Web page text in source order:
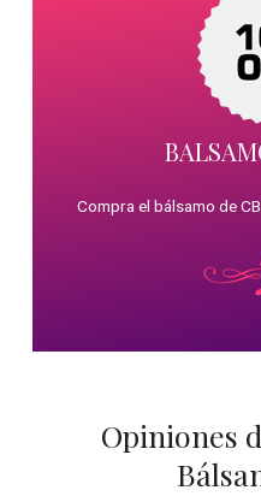
Compra el bálsamo de
Opiniones